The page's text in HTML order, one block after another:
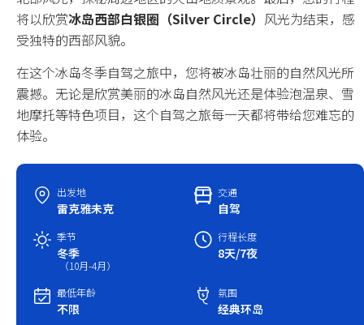
圣诞
中国春节
中国国庆
将以欣赏冰岛西部白银圈（Silver Circle） 风光为结束，感
受独特的西部风貌。
在这个冰岛冬季自驾之旅中，您将被冰岛壮丽的自然风光所
震撼。无论是欣赏美丽的冰岛自然风光还是体验泡温泉、雪
地摩托等特色项目，这个自驾之旅每一天都将带给您难忘的
体验。
出发地
雷克雅未克
交通
自驾
季节
冬季
（10月-4月）
行程长度
8天/7夜
最低年龄
不限
氛围
经典环岛